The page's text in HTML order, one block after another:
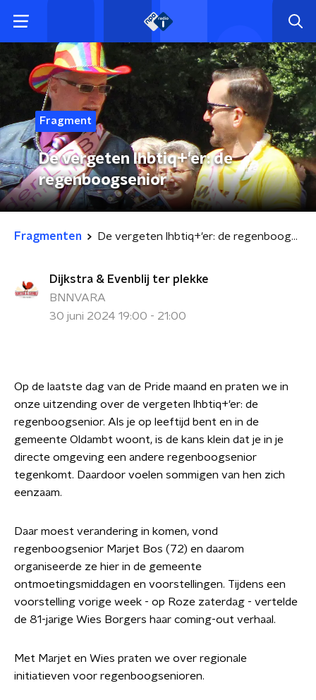
Fragment
De vergeten lhbtiq+'er: de
regenboogsenior
Fragmenten De vergeten lhbtiq+'er: de regenboogsenior
Dijkstra & Evenblij ter plekke
BNNVARA
30 juni 2024 19:00 - 21:00
Op de laatste dag van de Pride maand en praten we in
onze uitzending over de vergeten lhbtiq+'er: de
regenboogsenior. Als je op leeftijd bent en in de
gemeente Oldambt woont, is de kans klein dat je in je
directe omgeving een andere regenboogsenior
tegenkomt. Daardoor voelen sommigen van hen zich
eenzaam.
Daar moest verandering in komen, vond
regenboogsenior Marjet Bos (72) en daarom
organiseerde ze hier in de gemeente
ontmoetingsmiddagen en voorstellingen. Tijdens een
voorstelling vorige week - op Roze zaterdag - vertelde
de 81-jarige Wies Borgers haar coming-out verhaal.
Met Marjet en Wies praten we over regionale
initiatieven voor regenboogsenioren.